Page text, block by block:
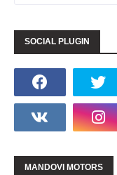
SOCIAL PLUGIN
MANDOVI MOTORS